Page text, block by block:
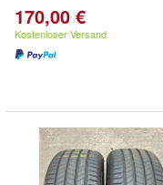
170,00 €
Kostenloser Versand